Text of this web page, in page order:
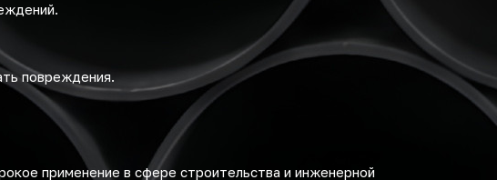
повреждения.
применение в сфере строительства и инженерной